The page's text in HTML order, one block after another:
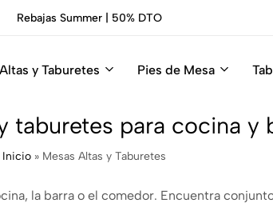
Rebajas Summer | 50% DTO
y Taburetes Pies de Mesa
taburetes para cocina y
Inicio» Mesas Altas y Taburetes
la barra o el comedor. Encuentra